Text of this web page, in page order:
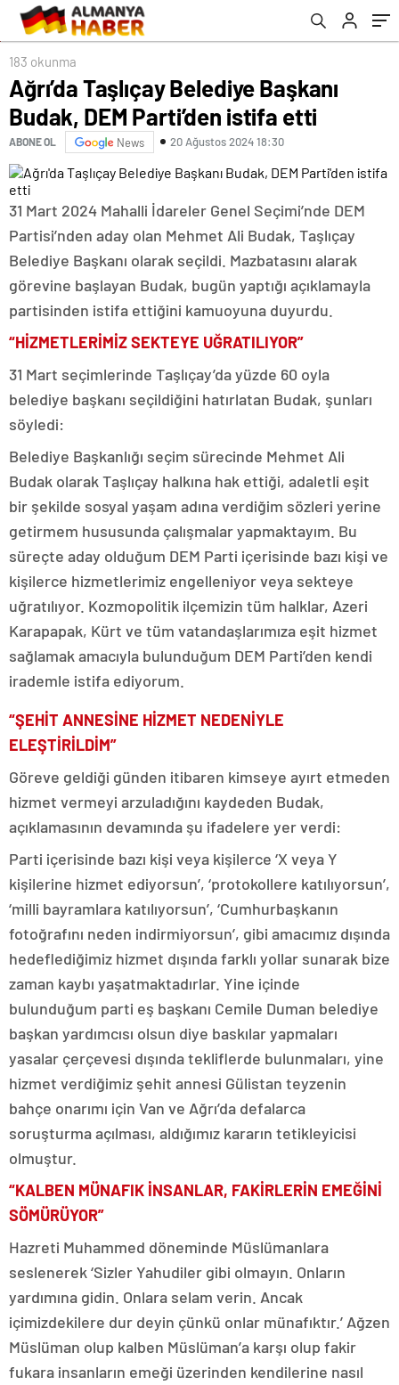
183 okunma
Ağrı’da Taşlıçay Belediye Başkanı
Budak, DEM Parti’den istifa etti
ABONE OL News 20 Ağustos 2024 18:30
31 Mart 2024 Mahalli İdareler Genel Seçimi’nde DEM
Partisi’nden aday olan Mehmet Ali Budak, Taşlıçay
Belediye Başkanı olarak seçildi. Mazbatasını alarak
görevine başlayan Budak, bugün yaptığı açıklamayla
partisinden istifa ettiğini kamuoyuna duyurdu.
“HİZMETLERİMİZ SEKTEYE UĞRATILIYOR”
31 Mart seçimlerinde Taşlıçay’da yüzde 60 oyla
belediye başkanı seçildiğini hatırlatan Budak, şunları
söyledi:
Belediye Başkanlığı seçim sürecinde Mehmet Ali
Budak olarak Taşlıçay halkına hak ettiği, adaletli eşit
bir şekilde sosyal yaşam adına verdiğim sözleri yerine
getirmem hususunda çalışmalar yapmaktayım. Bu
süreçte aday olduğum DEM Parti içerisinde bazı kişi ve
kişilerce hizmetlerimiz engelleniyor veya sekteye
uğratılıyor. Kozmopolitik ilçemizin tüm halklar, Azeri
Karapapak, Kürt ve tüm vatandaşlarımıza eşit hizmet
sağlamak amacıyla bulunduğum DEM Parti’den kendi
irademle istifa ediyorum.
“ŞEHİT ANNESİNE HİZMET NEDENİYLE
ELEŞTİRİLDİM”
Göreve geldiği günden itibaren kimseye ayırt etmeden
hizmet vermeyi arzuladığını kaydeden Budak,
açıklamasının devamında şu ifadelere yer verdi:
Parti içerisinde bazı kişi veya kişilerce ‘X veya Y
kişilerine hizmet ediyorsun’, ‘protokollere katılıyorsun’,
‘milli bayramlara katılıyorsun’, ‘Cumhurbaşkanın
fotoğrafını neden indirmiyorsun’, gibi amacımız dışında
hedeflediğimiz hizmet dışında farklı yollar sunarak bize
zaman kaybı yaşatmaktadırlar. Yine içinde
bulunduğum parti eş başkanı Cemile Duman belediye
başkan yardımcısı olsun diye baskılar yapmaları
yasalar çerçevesi dışında tekliflerde bulunmaları, yine
hizmet verdiğimiz şehit annesi Gülistan teyzenin
bahçe onarımı için Van ve Ağrı’da defalarca
soruşturma açılması, aldığımız kararın tetikleyicisi
olmuştur.
“KALBEN MÜNAFIK İNSANLAR, FAKİRLERİN EMEĞİNİ
SÖMÜRÜYOR”
Hazreti Muhammed döneminde Müslümanlara
seslenerek ‘Sizler Yahudiler gibi olmayın. Onların
yardımına gidin. Onlara selam verin. Ancak
içimizdekilere dur deyin çünkü onlar münafıktır.’ Ağzen
Müslüman olup kalben Müslüman’a karşı olup fakir
fukara insanların emeği üzerinden kendilerine nasıl